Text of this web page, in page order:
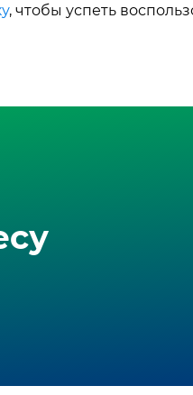
, чтобы успеть